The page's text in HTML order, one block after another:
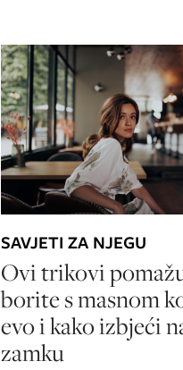
SAVJETI ZA NJEGU
Ovi trikovi
borite s masnom
evo i kako izbjeći
zamku